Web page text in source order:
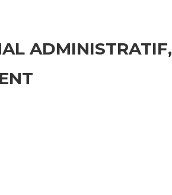
ADMINISTRATIF,